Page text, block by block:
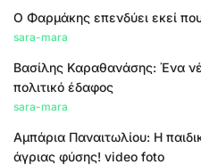
Ο Φαρμάκης επενδύει εκεί
sara-mara
Βασίλης Καραθανάσης: Ένα
πολιτικό έδαφος
sara-mara
Αμπάρια Παναιτωλίου: Η
άγριας φύσης! video foto